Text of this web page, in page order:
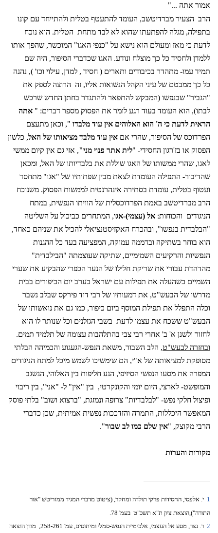
אמור אתה ..."
הרב הצעיר מברדיטשב, העומד להתעטף בטלית ולהתייחד עם קונו
בתפילה, מגלה להפתעתו שהוא לא לבד מתחת הטלית. הוא נוכח
לדעת כי מאז ומעולם הוא נישא על "כנפי האגו" המוכשר, שהפך אותו
ללמדן ולחסיד כל כך מוצלח ונודע. האגו שכדברי הסיפור, היה שם
תמיד עמו- מתהדר בכיבודים ותארים ( חסיד , למדן, עילוי וכו' ), נהנה
כל כך ממבטם של עיני הקהל הנשואות אליו, זה הרוצה לספק את
"הגביר" שבנפשו (המבקש להתפאר ולהתגדר בחתן החדש שרכש
לבתו), הוא העומד בעוד רגע לומר את הפסוק מספר דברים: " אתה
הראית לדעת כי ה' הוא האלוהים אין עוד מלבדו ", וכאן מתעצם
הפרדוכס של הסיפור, שהרי אם אין עוד מלבד מציאותו של האל, כלשון
הפסוק או בז'רגון החסידי- "לית אתר פנוי מני", אזי גם אין קיום ממשי
לאגו, שהרי ממשותו של האגו שוללת את בלבדיותו של האל, ומכאן
שהדיבור- התפילה העומדת לצאת מבין שפתותיו של "אגו" מתחסד
ועטוף בטלית, עומדת בסתירה אינהרנטית לממשות הפסוק. משנוכח
הרב מברדיטשב באמת הפרדוכסלית של הוויתו הנפשית, במתח
הניגודים והכוחות: אל (עצמי)-אגו, המתחרים כביכול על השליטה
"הבלבדית בנפשו", ובהכרח האקזיסטנציאלי להכיל את שניהם כאחד,
הוא בוחר בשתיקה ובדממה עמוקה, המפציעה בעד כל ההגנות
הנפשיות והרקיעים השמימיים, שתיקה שעוצמתה "הבילבדית"
מהדהדת עבורי את שריקת חלילו של הנער הכפרי שהבקיע את שערי
השמיים כשהעלה את תפילות עם ישראל בערב יום הכיפורים בבית
מדרשו של הבעש"ט, את דמעותיו של רבי דוד פירקס שבלב נשבר
וכלה התפלל את תפילת המוסף ביום כיפור, כמו גם את נואשותו של
הבעש"ט ששכח את עצמו לדעת בשבי הגזלנים וכל שנותר לו הוא
לחזור ולשנן א' ב' אחרי רבי צבי בהתלהבות עצומה של תלמיד תמים.
ובחזרה לבעש"ט, הלב השבור, משאת הנפש-הגעגוע והכמיהה הבלתי
מסופקת למציאותה של א"י, הם שימשיכו לשמש מיכל למתח הניגודים
המפרה את מסעו הנפשי הסיזיפי, הנע חליפות בין האלוהי, הנשגב
והמופשט- לארצי, היום יומי והקונקרטי, בין "אין" ל- "אני", בין ריבוי
ופיצול חלקי נפש- "לבלבדיות" צרופה ונמזגת, "ברצוא ושוב" בלתי פוסק
המאפשר היכללות, התמרה והזדככות נפשית אמיתית, שכן כדברי
הרבי מקוצק, "אין שלם כמו לב שבור".
מקורות והערות
1 י. אלפסי, החסידות פרקי תולדה ומחקר, (ציטוט מדברי המגיד ממזריטש "אור
התורה"),הוצאת ציון ת"א תשכ"ט בעמ' 78.
2 ר. נצר, מסע אל העצמי, אלכימיית הנפש-סמלי ומיתוסים, עמ' 258-261, מודן הוצאה